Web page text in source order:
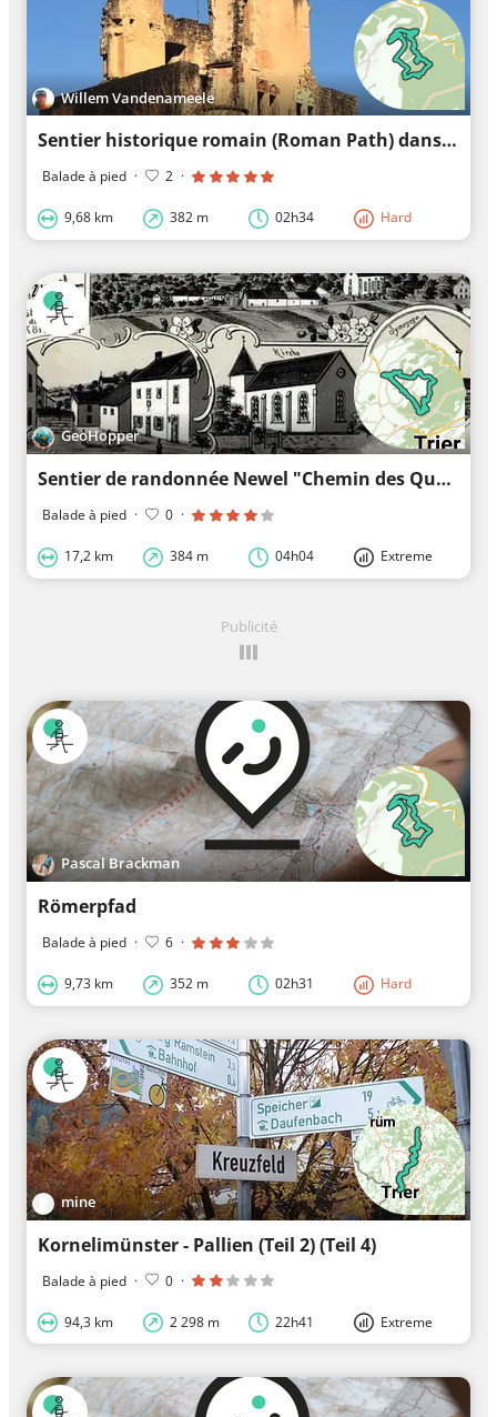
Willem Vandenameele
Sentier historique romain (Roman Path) dans le Butzerbachtal - sentier de randonnée certifié premium
Balade à pied · 2 ·
9,68 km 382 m 02h34 Hard
GeoHopper
Sentier de randonnée Newel "Chemin des Quatre Villages"
Balade à pied · 0 ·
17,2 km 384 m 04h04 Extreme
Publicité
Pascal Brackman
Römerpfad
Balade à pied · 6 ·
9,73 km 352 m 02h31 Hard
mine
Kornelimünster - Pallien (Teil 2) (Teil 4)
Balade à pied · 0 ·
94,3 km 2 298 m 22h41 Extreme